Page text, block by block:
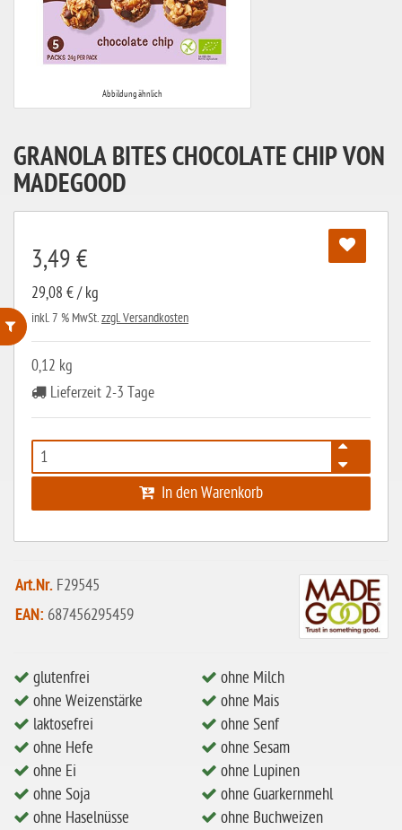
ohne Weizenstärke
laktosefrei
ohne Ei
vegan
ohne Erdnüsse
ohne Mandeln
ohne Milch
ohne Hafer
ohne Zuckerzusatz
ohne Reis
Abbildung ähnlich
GRANOLA BITES CHOCOLATE CHIP VON
MADEGOOD
3,49 €
29,08 € / kg
inkl. 7 % MwSt.zzgl. Versandkosten
0,12 kg
Lieferzeit 2-3 Tage
In den Warenkorb
Art.Nr. F29545
EAN: 687456295459
glutenfrei
ohne Weizenstärke
laktosefrei
ohne Hefe
ohne Ei
ohne Soja
ohne Haselnüsse
ohne Milch
ohne Mais
ohne Senf
ohne Sesam
ohne Lupinen
ohne Guarkernmehl
ohne Buchweizen